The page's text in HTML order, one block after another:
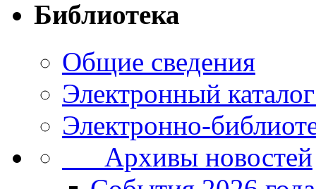
Библиотека
Общие сведения
Электронный
Электронно-
Архивы новостей